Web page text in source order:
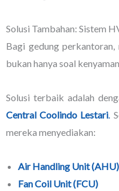
Solusi Tambahan: Sistem
Bagi gedung
bukan hanya soal
Solusi terbaik adalah
Central Coolindo Lestari.
mereka menyediakan:
Air Handling Unit (AHU)
Fan Coil Unit (FCU)